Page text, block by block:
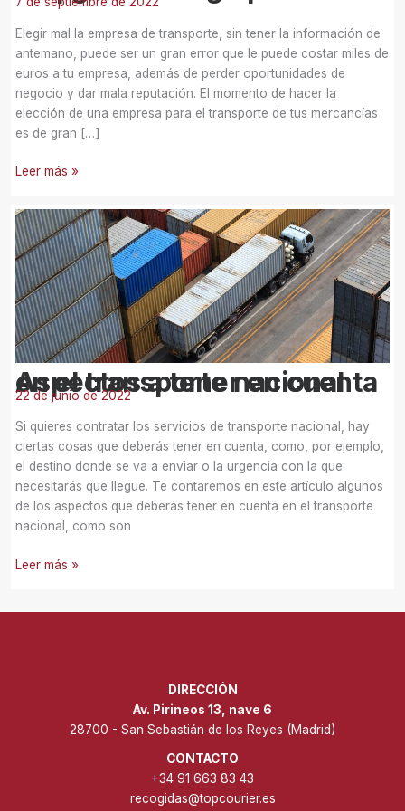
Elegir mal la empresa de transporte, sin tener la información de
antemano, puede ser un gran error que le puede costar miles de
euros a tu empresa, además de perder oportunidades de
negocio y dar mala reputación. El momento de hacer la
elección de una empresa para el transporte de tus mercancías
es de gran […]
Leer más »
Aspectos a tener en cuenta en el transporte nacional
22 de junio de 2022
Si quieres contratar los servicios de transporte nacional, hay
ciertas cosas que deberás tener en cuenta, como, por ejemplo,
el destino donde se va a enviar o la urgencia con la que
necesitarás que llegue. Te contaremos en este artículo algunos
de los aspectos que deberás tener en cuenta en el transporte
nacional, como son
Aspectos
a
tener
en
cuenta
en
el
transporte
nacional
Leer más »
DIRECCIÓN
Av. Pirineos 13, nave 6
28700 - San Sebastián de los Reyes (Madrid)
CONTACTO
+34 91 663 83 43
recogidas@topcourier.es